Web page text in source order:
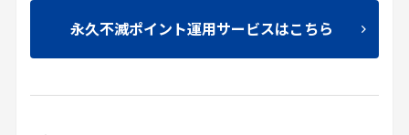
永久不滅ポイント運用サービスはこちら